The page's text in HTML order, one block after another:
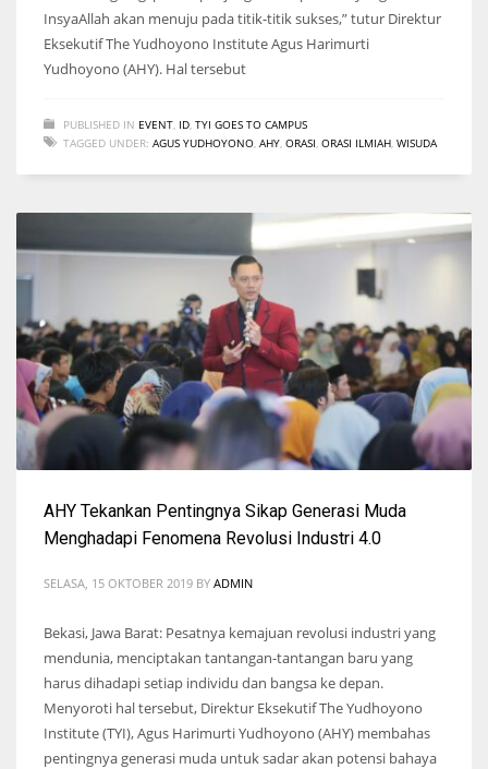
InsyaAllah akan menuju pada titik-titik sukses,” tutur Direktur
Eksekutif The Yudhoyono Institute Agus Harimurti
Yudhoyono (AHY). Hal tersebut
PUBLISHED IN EVENT ID TYI GOES TO CAMPUS
TAGGED UNDER: AGUS YUDHOYONO AHY ORASI ORASI ILMIAH WISUDA
AHY Tekankan Pentingnya Sikap Generasi Muda
Menghadapi Fenomena Revolusi Industri 4.0
SELASA, 15 OKTOBER 2019 BY ADMIN
Bekasi, Jawa Barat: Pesatnya kemajuan revolusi industri yang
mendunia, menciptakan tantangan-tantangan baru yang
harus dihadapi setiap individu dan bangsa ke depan.
Menyoroti hal tersebut, Direktur Eksekutif The Yudhoyono
Institute (TYI), Agus Harimurti Yudhoyono (AHY) membahas
pentingnya generasi muda untuk sadar akan potensi bahaya